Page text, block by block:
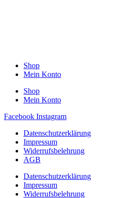
Shop
Mein Konto
Shop
Mein Konto
Facebook Instagram
Datenschutzerklärung
Impressum
Widerrufsbelehrung
AGB
Datenschutzerklärung
Impressum
Widerrufsbelehrung